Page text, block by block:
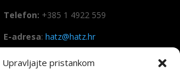
Upravljajte pristankom
Telefon: +385 1 4922 559
E-adresa: hatz@hatz.hr